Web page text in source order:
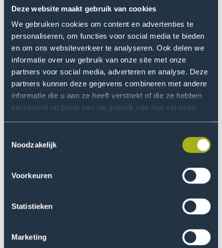
Deze website maakt gebruik van cookies
We gebruiken cookies om content en advertenties te
personaliseren, om functies voor social media te bieden
en om ons websiteverkeer te analyseren. Ook delen we
informatie over uw gebruik van onze site met onze
partners voor social media, adverteren en analyse. Deze
partners kunnen deze gegevens combineren met andere
informatie die u aan ze heeft verstrekt of die ze hebben
verzameld op basis van uw gebruik van hun services.
Noodzakelijk
Voorkeuren
Statistieken
Marketing
Waardevol
In 2013 promoveerde Jorit op multidisciplinaire
revalidatie en werkte vervolgens als onderzoeker bij
het Leids Universitair Medisch Centrum (LUMC) en
Basalt. Zijn onderzoekfocus: e-health en technologie in
de revalidatiezorg. Hetlectoraat Revalidatie en
Technologieis een gezamenlijk lectoraat van De
Haagse hogeschool en Basalt. “Een lectoraat vanuit
zowel een kennisinstelling als een zorginstelling is een
waardevol instrument om met praktijkgericht
onderzoek oplossingen naar de praktijk te brengen”,
Niet goed meer kunnen functioneren in je dagelijks
leven. Na een ziekte, aandoening of ongeval doen
steeds meer mensen een beroep op specialistische